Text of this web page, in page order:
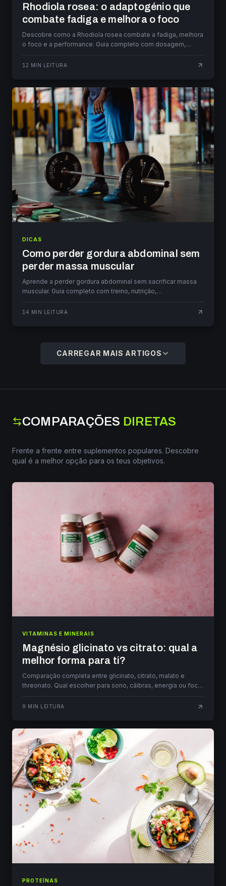
Rhodiola rosea: o adaptogénio que
combate fadiga e melhora o foco
Descobre como a Rhodiola rosea combate a fadiga, melhora
o foco e a performance. Guia completo com dosagem,
12 MIN LEITURA
DICAS
Como perder gordura abdominal sem
perder massa muscular
Aprende a perder gordura abdominal sem sacrificar massa
muscular. Guia completo com treino, nutrição,
14 MIN LEITURA
CARREGAR MAIS ARTIGOS
COMPARAÇÕES DIRETAS
Frente a frente entre suplementos populares. Descobre
qual é a melhor opção para os teus objetivos.
VITAMINAS E MINERAIS
Magnésio glicinato vs citrato: qual a
melhor forma para ti?
Comparação completa entre glicinato, citrato, malato e
threonato. Qual escolher para sono, cãibras, energia ou foco.
9 MIN LEITURA
PROTEÍNAS